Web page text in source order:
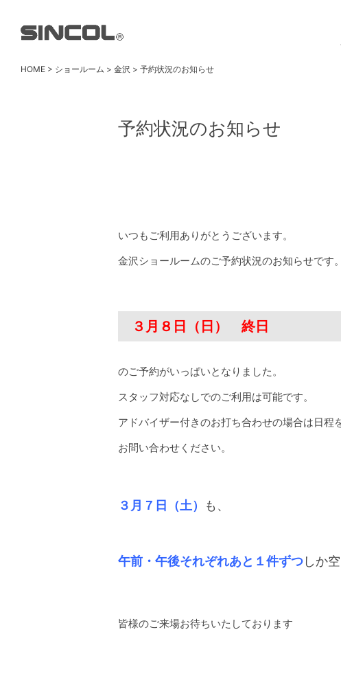
HOME > ショールーム > 金沢 > 予約状況のお知らせ
予約状況のお知らせ
いつもご利用ありがとうございます。
金沢ショールームのご予約状況のお知らせです。
３月８日（日） 終日
のご予約がいっぱいとなりました。
スタッフ対応なしでのご利用は可能です。
アドバイザー付きのお打ち合わせの場合は日程
お問い合わせください。
３月７日（土） も、
午前・午後それぞれあと１件ずつしか
皆様のご来場お待ちいたしております